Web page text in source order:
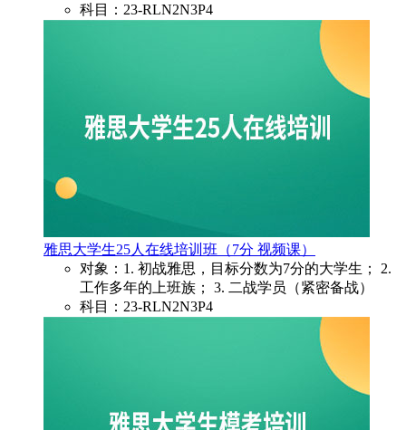
科目：23-RLN2N3P4
雅思大学生25人在线培训班（7分 视频课）
对象：1. 初战雅思，目标分数为7分的大学生； 2.
工作多年的上班族； 3. 二战学员（紧密备战）
科目：23-RLN2N3P4